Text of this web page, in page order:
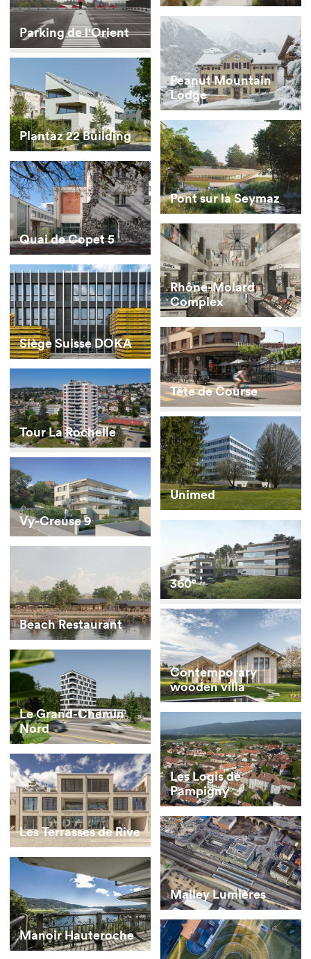
Parking de l'Orient
Peanut Mountain
Lodge
Plantaz 22 Building
Pont sur la Seymaz
Quai de Copet 5
Rhône-Molard
Complex
Siège Suisse DOKA
Tête de Course
Tour La Rochelle
Unimed
Vy-Creuse 9
360°
Beach Restaurant
Contemporary
wooden villa
Le Grand-Chemin
Nord
Les Logis de
Pampigny
Les Terrasses de Rive
Malley Lumières
Manoir Hauteroche